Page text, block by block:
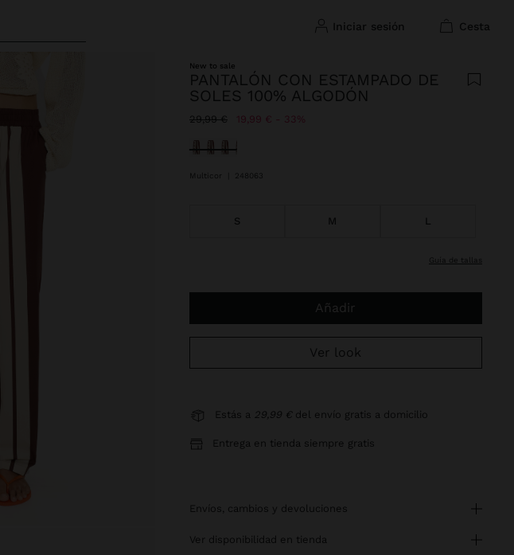
iniciar sesión cesta
New to sale
PANTALÓN CON ESTAMPADO DE
SOLES 100% ALGODÓN
Precio rebajado de
29,99 €A 19,99 € 33%
Seleccionado
Multicor 248063
S M L
guía de tallas
Añadir
Ver look
Estás a 29,99 € del envío gratis a domicilio
Entrega en tienda siempre gratis
envíos, cambios y devoluciones
ver disponibilidad en tienda